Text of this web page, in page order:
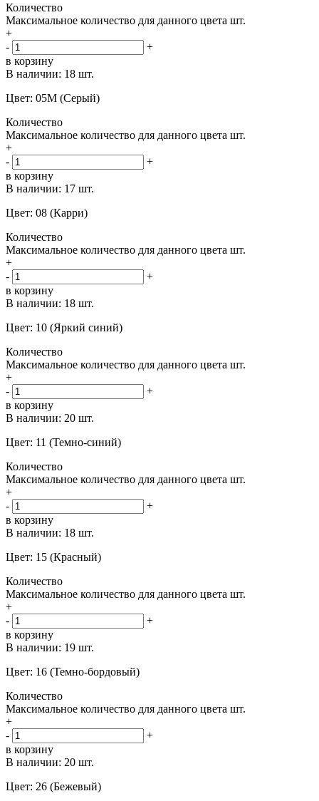
Количество
Максимальное количество для данного цвета шт.
+
-
+
в корзину
В наличии: 18 шт.
Цвет: 05M (Серый)
Количество
Максимальное количество для данного цвета шт.
+
-
+
в корзину
В наличии: 17 шт.
Цвет: 08 (Карри)
Количество
Максимальное количество для данного цвета шт.
+
-
+
в корзину
В наличии: 18 шт.
Цвет: 10 (Яркий синий)
Количество
Максимальное количество для данного цвета шт.
+
-
+
в корзину
В наличии: 20 шт.
Цвет: 11 (Темно-синий)
Количество
Максимальное количество для данного цвета шт.
+
-
+
в корзину
В наличии: 18 шт.
Цвет: 15 (Красный)
Количество
Максимальное количество для данного цвета шт.
+
-
+
в корзину
В наличии: 19 шт.
Цвет: 16 (Темно-бордовый)
Количество
Максимальное количество для данного цвета шт.
+
-
+
в корзину
В наличии: 20 шт.
Цвет: 26 (Бежевый)